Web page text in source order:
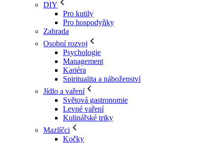
DIY
Pro kutily
Pro hospodyňky
Zahrada
Osobní rozvoj
Psychologie
Management
Kariéra
Spiritualita a náboženství
Jídlo a vaření
Světová gastronomie
Levné vaření
Kulinářské triky
Mazlíčci
Kočky